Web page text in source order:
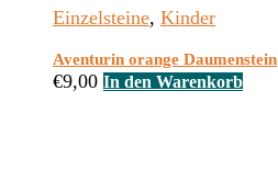
Einzelsteine, Kinder
Aventurin orange Daumenstein
€9,00 In den Warenkorb